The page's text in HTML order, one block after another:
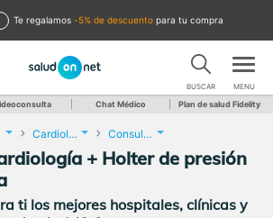
te regalamos -5% de descuento para tu compra
BUSCAR MENU
Chat Médico Plan de salud Fidelity
Cardiología Consulta de Cardiología + Holter de presión arterial
+ Holter de presión
ti los mejores hospitales, clínicas y